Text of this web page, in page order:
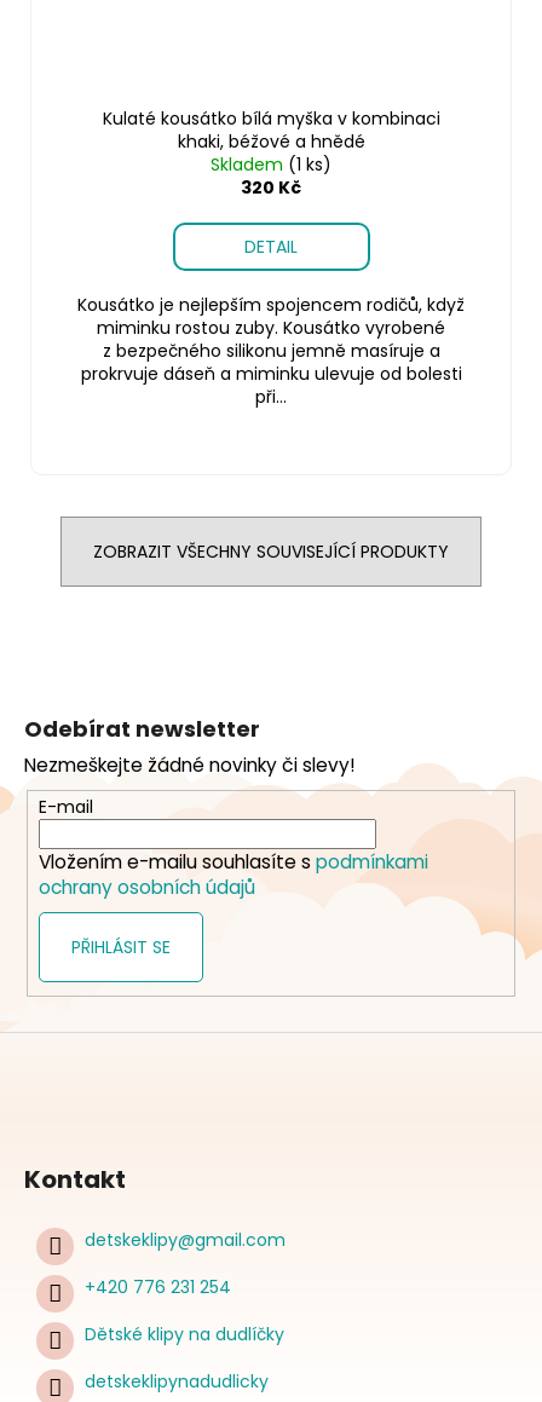
Kulaté kousátko bílá myška v kombinaci
khaki, béžové a hnědé
Skladem (1 ks)
320 Kč
DETAIL
Kousátko je nejlepším spojencem rodičů, když
miminku rostou zuby. Kousátko vyrobené
z bezpečného silikonu jemně masíruje a
prokrvuje dáseň a miminku ulevuje od bolesti
při...
ZOBRAZIT VŠECHNY SOUVISEJÍCÍ PRODUKTY
a
t
Odebírat newsletter
Nezmeškejte žádné novinky či slevy!
E-mail
Vložením e-mailu souhlasíte s podmínkami
ochrany osobních údajů
PŘIHLÁSIT SE
Kontakt
detskeklipy@gmail.com
+420 776 231 254
Dětské klipy na dudlíčky
detskeklipynadudlicky